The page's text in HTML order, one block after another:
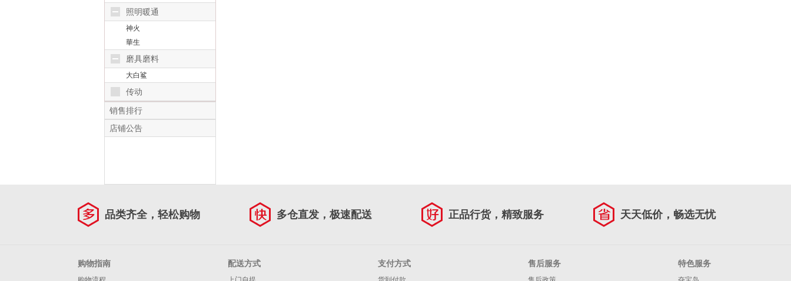
照明暖通
神火
華生
磨具磨料
大白鲨
传动
销售排行
店铺公告
品类齐全，轻松购物 多仓直发，极速配送 正品行货，精致服务 天天低价，畅选无忧
购物指南 配送方式 支付方式 售后服务 特色服务